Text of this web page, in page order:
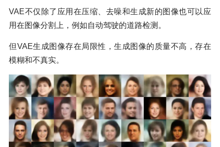
VAE不仅除了应用在压缩、去噪和生成新的图像也可以应
用在图像分割上，例如自动驾驶的道路检测。
但VAE生成图像存在局限性，生成图像的质量不高，存在
模糊和不真实。